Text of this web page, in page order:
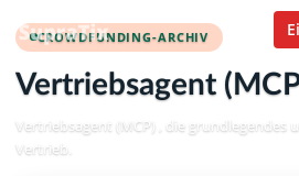
CROWDFUNDING-ARCHIV
Vertriebsagent
Vertriebsagent (MCP) , die grundlegendes
Vertrieb.